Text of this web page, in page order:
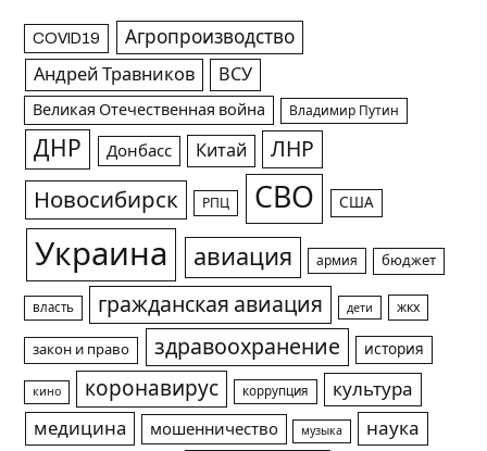
COVID19 Агропроизводство
Андрей Травников ВСУ
Великая Отечественная война Владимир Путин
ДНР Донбасс Китай ЛНР
Новосибирск РПЦ СВО США
Украина авиация армия бюджет
власть гражданская авиация дети жкх
закон и право здравоохранение история
кино коронавирус коррупция
культура
медицина
мошенничество музыка
наука